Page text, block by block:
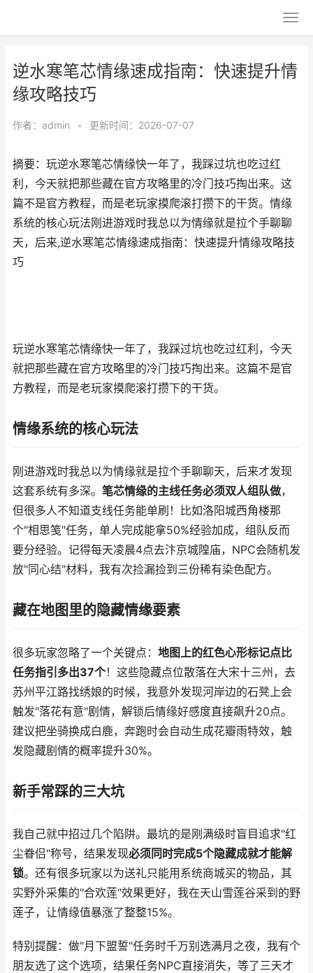
逆水寒笔芯情缘速成指南：快速提升情
缘攻略技巧
作者： admin • 更新时间：2026-07-07
摘要：玩逆水寒笔芯情缘快一年了，我踩过坑也吃过红
利，今天就把那些藏在官方攻略里的冷门技巧掏出来。这
篇不是官方教程，而是老玩家摸爬滚打攒下的干货。情缘
系统的核心玩法刚进游戏时我总以为情缘就是拉个手聊聊
天，后来,逆水寒笔芯情缘速成指南：快速提升情缘攻略技
巧
玩逆水寒笔芯情缘快一年了，我踩过坑也吃过红利，今天
就把那些藏在官方攻略里的冷门技巧掏出来。这篇不是官
方教程，而是老玩家摸爬滚打攒下的干货。
情缘系统的核心玩法
刚进游戏时我总以为情缘就是拉个手聊聊天，后来才发现
这套系统有多深。 笔芯情缘的主线任务必须双人组队做，
但很多人不知道支线任务能单刷！比如洛阳城西角楼那
个"相思笺"任务，单人完成能拿50%经验加成，组队反而
要分经验。记得每天凌晨4点去汴京城隍庙，NPC会随机发
放"同心结"材料，我有次捡漏捡到三份稀有染色配方。
藏在地图里的隐藏情缘要素
很多玩家忽略了一个关键点： 地图上的红色心形标记点比
任务指引多出37个！这些隐藏点位散落在大宋十三州，去
苏州平江路找绣娘的时候，我意外发现河岸边的石凳上会
触发"落花有意"剧情，解锁后情缘好感度直接飙升20点。
建议把坐骑换成白鹿，奔跑时会自动生成花瓣雨特效，触
发隐藏剧情的概率提升30%。
新手常踩的三大坑
我自己就中招过几个陷阱。最坑的是刚满级时盲目追求"红
尘眷侣"称号，结果发现必须同时完成5个隐藏成就才能解
锁。还有很多玩家以为送礼只能用系统商城买的物品，其
实野外采集的"合欢莲"效果更好，我在天山雪莲谷采到的野
莲子，让情缘值暴涨了整整15%。
特别提醒：做"月下盟誓"任务时千万别选满月之夜，我有个
朋友选了这个选项，结果任务NPC直接消失，等了三天才